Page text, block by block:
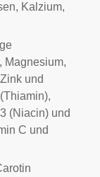
Kalzium,
Magnesium,
und
(Niacin) und
C und